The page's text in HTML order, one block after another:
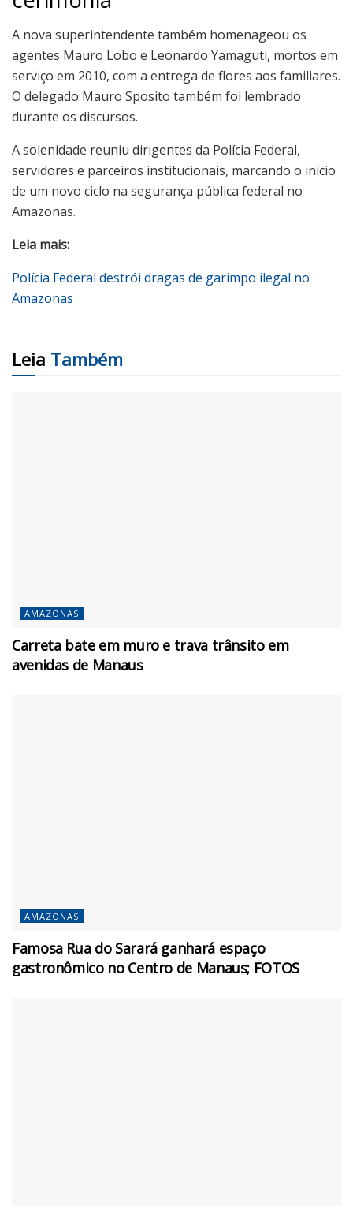
A nova superintendente também homenageou os
agentes Mauro Lobo e Leonardo Yamaguti, mortos em
serviço em 2010, com a entrega de flores aos familiares.
O delegado Mauro Sposito também foi lembrado
durante os discursos.
A solenidade reuniu dirigentes da Polícia Federal,
servidores e parceiros institucionais, marcando o início
de um novo ciclo na segurança pública federal no
Amazonas.
Leia mais:
Polícia Federal destrói dragas de garimpo ilegal no
Amazonas
Leia Também
AMAZONAS
Carreta bate em muro e trava trânsito em
avenidas de Manaus
AMAZONAS
Famosa Rua do Sarará ganhará espaço
gastronômico no Centro de Manaus; FOTOS